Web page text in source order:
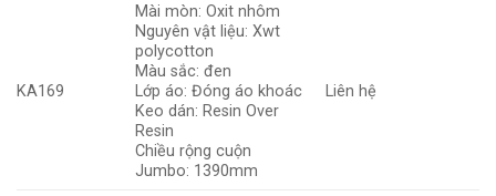
KA169
Mài mòn: Oxit nhôm
Nguyên vật liệu: Xwt
polycotton
Màu sắc: đen
Lớp áo: Đóng áo khoác
Keo dán: Resin Over
Resin
Chiều rộng cuộn
Jumbo: 1390mm
Liên hệ